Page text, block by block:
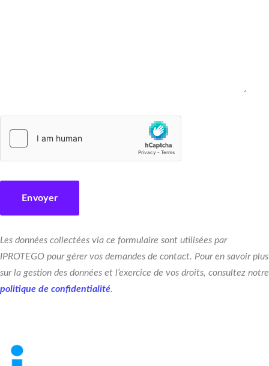
Les données collectées via ce formulaire sont utilisées par
IPROTEGO pour gérer vos demandes de contact. Pour en savoir plus
sur la gestion des données et l’exercice de vos droits, consultez notre
politique de confidentialité.